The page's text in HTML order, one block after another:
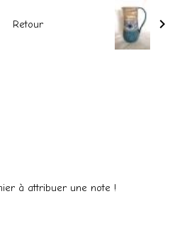
Retour
à attribuer une note !